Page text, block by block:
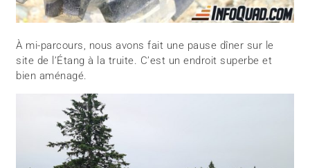
À mi-parcours, nous avons fait une pause dîner sur le
site de l’Étang à la truite. C’est un endroit superbe et
bien aménagé.